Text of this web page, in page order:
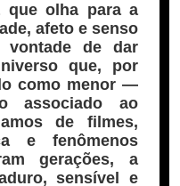
que olha para a
afeto e senso
vontade de dar
que, por
como menor —
associado ao
de filmes,
e fenômenos
gerações, a
sensível e